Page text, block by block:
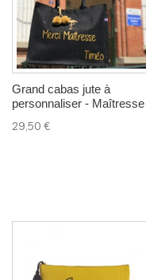
Grand cabas jute à
personnaliser - Maîtresse
29,50 €